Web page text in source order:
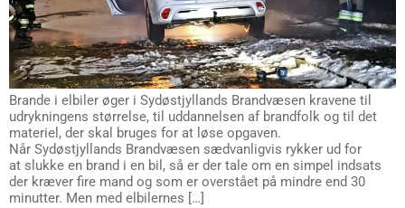
Brande i elbiler øger i Sydøstjyllands Brandvæsen kravene til
udrykningens størrelse, til uddannelsen af brandfolk og til det
materiel, der skal bruges for at løse opgaven.
Når Sydøstjyllands Brandvæsen sædvanligvis rykker ud for
at slukke en brand i en bil, så er der tale om en simpel indsats
der kræver fire mand og som er overstået på mindre end 30
minutter. Men med elbilernes […]